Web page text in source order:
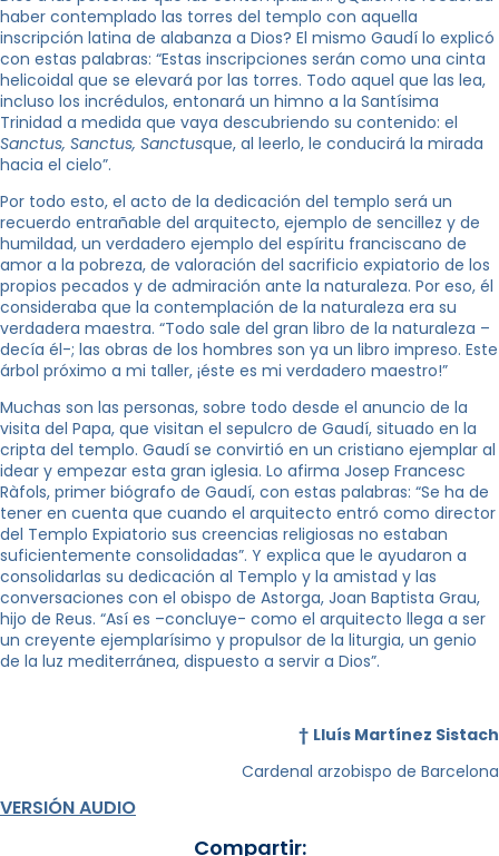
haber contemplado las torres del templo con aquella
inscripción latina de alabanza a Dios? El mismo Gaudí lo explicó
con estas palabras: “Estas inscripciones serán como una cinta
helicoidal que se elevará por las torres. Todo aquel que las lea,
incluso los incrédulos, entonará un himno a la Santísima
Trinidad a medida que vaya descubriendo su contenido: el
Sanctus, Sanctus, Sanctusque, al leerlo, le conducirá la mirada
hacia el cielo”.
Por todo esto, el acto de la dedicación del templo será un
recuerdo entrañable del arquitecto, ejemplo de sencillez y de
humildad, un verdadero ejemplo del espíritu franciscano de
amor a la pobreza, de valoración del sacrificio expiatorio de los
propios pecados y de admiración ante la naturaleza. Por eso, él
consideraba que la contemplación de la naturaleza era su
verdadera maestra. “Todo sale del gran libro de la naturaleza –
decía él-; las obras de los hombres son ya un libro impreso. Este
árbol próximo a mi taller, ¡éste es mi verdadero maestro!”
Muchas son las personas, sobre todo desde el anuncio de la
visita del Papa, que visitan el sepulcro de Gaudí, situado en la
cripta del templo. Gaudí se convirtió en un cristiano ejemplar al
idear y empezar esta gran iglesia. Lo afirma Josep Francesc
Ràfols, primer biógrafo de Gaudí, con estas palabras: “Se ha de
tener en cuenta que cuando el arquitecto entró como director
del Templo Expiatorio sus creencias religiosas no estaban
suficientemente consolidadas”. Y explica que le ayudaron a
consolidarlas su dedicación al Templo y la amistad y las
conversaciones con el obispo de Astorga, Joan Baptista Grau,
hijo de Reus. “Así es –concluye- como el arquitecto llega a ser
un creyente ejemplarísimo y propulsor de la liturgia, un genio
de la luz mediterránea, dispuesto a servir a Dios”.
† Lluís Martínez Sistach
Cardenal arzobispo de Barcelona
VERSIÓN AUDIO
Compartir: